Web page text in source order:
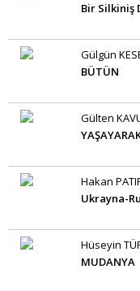
Bir Silkiniş
Gülgün
BÜTÜN
Gülten
Hakan
Ukrayna-
Hüseyin
MUDANYA